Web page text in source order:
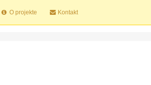
O projekte Kontakt